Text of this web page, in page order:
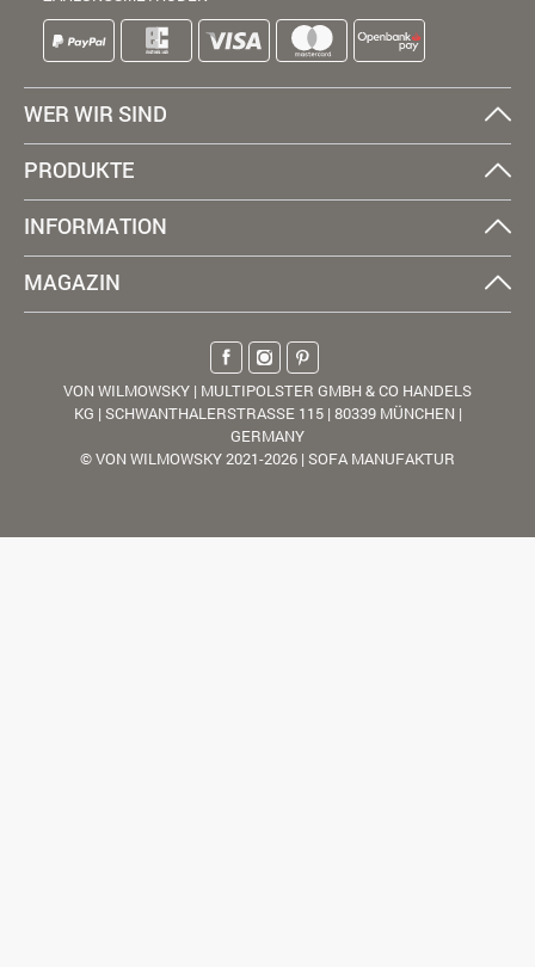
WER WIR SIND
PRODUKTE
INFORMATION
MAGAZIN
VON WILMOWSKY | MULTIPOLSTER GMBH & CO HANDELS
KG | SCHWANTHALERSTRASSE 115 | 80339 MÜNCHEN |
GERMANY
© VON WILMOWSKY 2021-2026 | SOFA MANUFAKTUR